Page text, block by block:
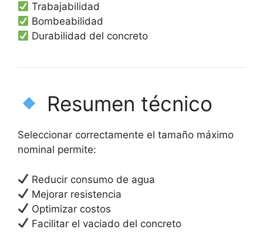
Trabajabilidad
Bombeabilidad
Durabilidad del concreto
Resumen técnico
Seleccionar correctamente el tamaño máximo
nominal permite:
Reducir consumo de agua
Mejorar resistencia
Optimizar costos
Facilitar el vaciado del concreto